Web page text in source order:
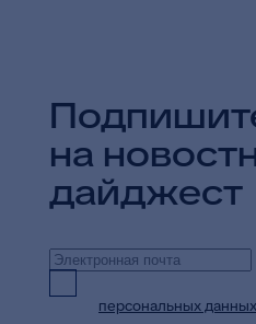
на
дайджест
персональных данных